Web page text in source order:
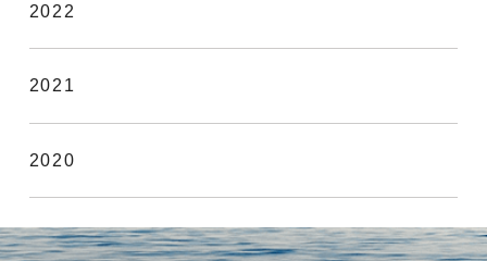
2022
2021
2020